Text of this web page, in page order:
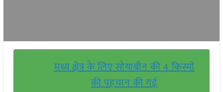
मध्य क्षेत्र के लिए सोयाबीन की 4 किस्मों
की पहचान की गई